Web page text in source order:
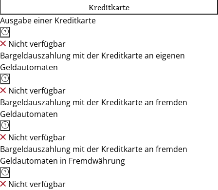
Kreditkarte
Ausgabe einer Kreditkarte
Nicht verfügbar
Bargeldauszahlung mit der Kreditkarte an eigenen
Geldautomaten
Nicht verfügbar
Bargeldauszahlung mit der Kreditkarte an fremden
Geldautomaten
Nicht verfügbar
Bargeldauszahlung mit der Kreditkarte an fremden
Geldautomaten in Fremdwährung
Nicht verfügbar